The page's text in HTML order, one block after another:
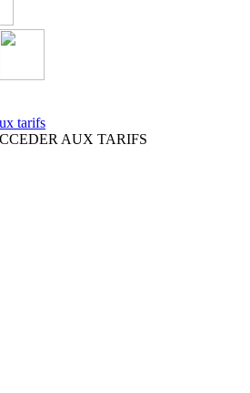
tarifs
AUX TARIFS